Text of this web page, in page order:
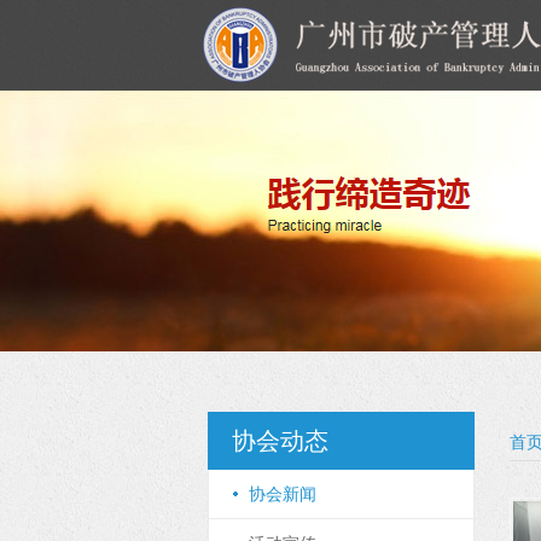
协会动态
协会新闻
首